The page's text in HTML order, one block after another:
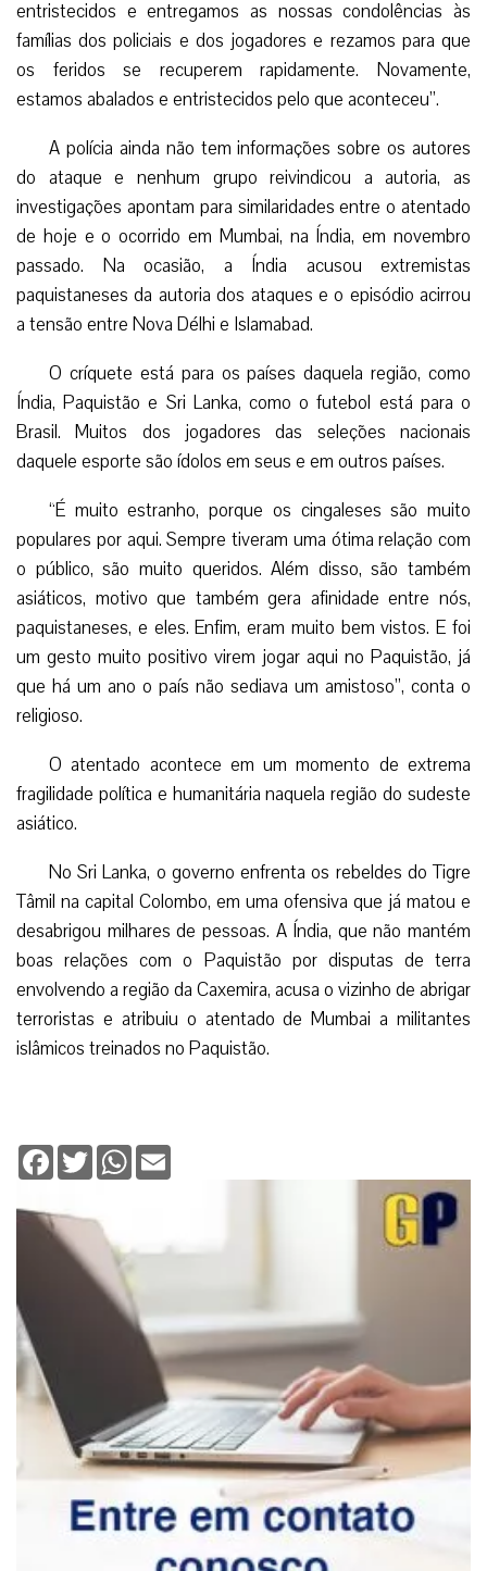
entristecidos e entregamos as nossas condolências às
famílias dos policiais e dos jogadores e rezamos para que
os feridos se recuperem rapidamente. Novamente,
estamos abalados e entristecidos pelo que aconteceu”.
A polícia ainda não tem informações sobre os autores
do ataque e nenhum grupo reivindicou a autoria, as
investigações apontam para similaridades entre o atentado
de hoje e o ocorrido em Mumbai, na Índia, em novembro
passado. Na ocasião, a Índia acusou extremistas
paquistaneses da autoria dos ataques e o episódio acirrou
a tensão entre Nova Délhi e Islamabad.
O críquete está para os países daquela região, como
Índia, Paquistão e Sri Lanka, como o futebol está para o
Brasil. Muitos dos jogadores das seleções nacionais
daquele esporte são ídolos em seus e em outros países.
“É muito estranho, porque os cingaleses são muito
populares por aqui. Sempre tiveram uma ótima relação com
o público, são muito queridos. Além disso, são também
asiáticos, motivo que também gera afinidade entre nós,
paquistaneses, e eles. Enfim, eram muito bem vistos. E foi
um gesto muito positivo virem jogar aqui no Paquistão, já
que há um ano o país não sediava um amistoso”, conta o
religioso.
O atentado acontece em um momento de extrema
fragilidade política e humanitária naquela região do sudeste
asiático.
No Sri Lanka, o governo enfrenta os rebeldes do Tigre
Tâmil na capital Colombo, em uma ofensiva que já matou e
desabrigou milhares de pessoas. A Índia, que não mantém
boas relações com o Paquistão por disputas de terra
envolvendo a região da Caxemira, acusa o vizinho de abrigar
terroristas e atribuiu o atentado de Mumbai a militantes
islâmicos treinados no Paquistão.
Facebook
TwitterWhatsApp